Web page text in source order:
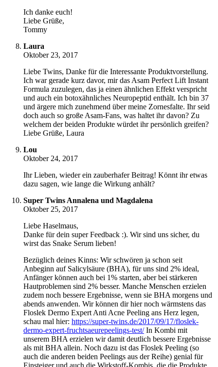
Ich danke euch!
Liebe Grüße,
Tommy
Laura
Oktober 23, 2017
Liebe Twins, Danke für die Interessante Produktvorstellung.
Ich war gerade kurz davor, mir das Asam Perfect Lift Instant
Formula zuzulegen, das ja einen ähnlichen Effekt verspricht
und auch ein botoxähnliches Neuropeptid enthält. Ich bin 37
und ärgere mich zunehmend über meine Zornesfalte. Ihr seid
doch auch so große Asam-Fans, was haltet ihr davon? Zu
welchem der beiden Produkte würdet ihr persönlich greifen?
Liebe Grüße, Laura
Lou
Oktober 24, 2017
Ihr Lieben, wieder ein zauberhafer Beitrag! Könnt ihr etwas
dazu sagen, wie lange die Wirkung anhält?
Super Twins Annalena und Magdalena
Oktober 25, 2017
Liebe Haselmaus,
Danke für dein super Feedback :). Wir sind uns sicher, du
wirst das Snake Serum lieben!
Bezüglich deines Kinns: Wir schwören ja schon seit
Anbeginn auf Salicylsäure (BHA), für uns sind 2% ideal,
Anfänger können auch bei 1% starten, aber bei stärkeren
Hautproblemen sind 2% besser. Manche Menschen erzielen
zudem noch bessere Ergebnisse, wenn sie BHA morgens und
abends anwenden. Wir können dir hier noch wärmstens das
Floslek Dermo Expert Anti Acne Peeling ans Herz legen,
schau mal hier: https://super-twins.de/2017/09/17/floslek-
dermo-expert-fruchtsaeurepeelings-test/In Kombi mit
unserem BHA erzielen wir damit deutlich bessere Ergebnisse
als mit BHA allein. Noch dazu ist das Floslek Peeling (so
auch die anderen beiden Peelings aus der Reihe) genial für
Einsteiger und auch die Wirkstoff-Kombis, die die Produkte